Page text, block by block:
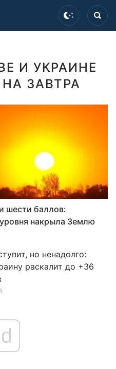
И УКРАИНЕ
ЗАВТРА
шести баллов:
накрыла Землю
но ненадолго:
раскалит до +36